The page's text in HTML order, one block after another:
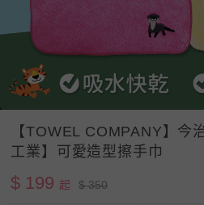
【TOWEL COMPANY】今
工業】可愛造型擦手巾
$ 199 起 $ 350